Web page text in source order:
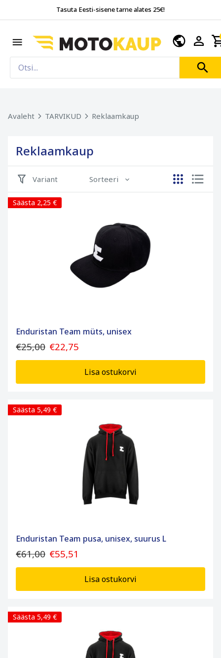
Tasuta Eesti-sisene tarne alates 25€!
Avaleht TARVIKUD Reklaamkaup
Reklaamkaup
Variant Sorteeri
Säästa 2,25 €
Enduristan Team müts, unisex
€25,00 €22,75
Lisa ostukorvi
Säästa 5,49 €
Enduristan Team pusa, unisex, suurus L
€61,00 €55,51
Lisa ostukorvi
Säästa 5,49 €